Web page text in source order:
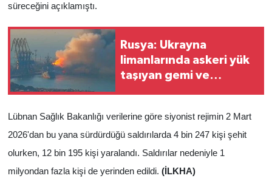
süreceğini açıklamıştı.
Rusya: Ukrayna
limanlarında askeri yük
taşıyan gemi ve
Lübnan Sağlık Bakanlığı verilerine göre siyonist rejimin 2 Mart
2026'dan bu yana sürdürdüğü saldırılarda 4 bin 247 kişi şehit
olurken, 12 bin 195 kişi yaralandı. Saldırılar nedeniyle 1
milyondan fazla kişi de yerinden edildi. (İLKHA)